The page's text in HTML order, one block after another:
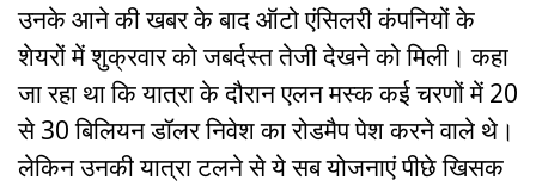
उनके आने की खबर के बाद ऑटो एंसिलरी कंपनियों के
शेयरों में शुक्रवार को जबर्दस्त तेजी देखने को मिली। कहा
जा रहा था कि यात्रा के दौरान एलन मस्क कई चरणों में 20
से 30 बिलियन डॉलर निवेश का रोडमैप पेश करने वाले थे।
लेकिन उनकी यात्रा टलने से ये सब योजनाएं पीछे खिसक